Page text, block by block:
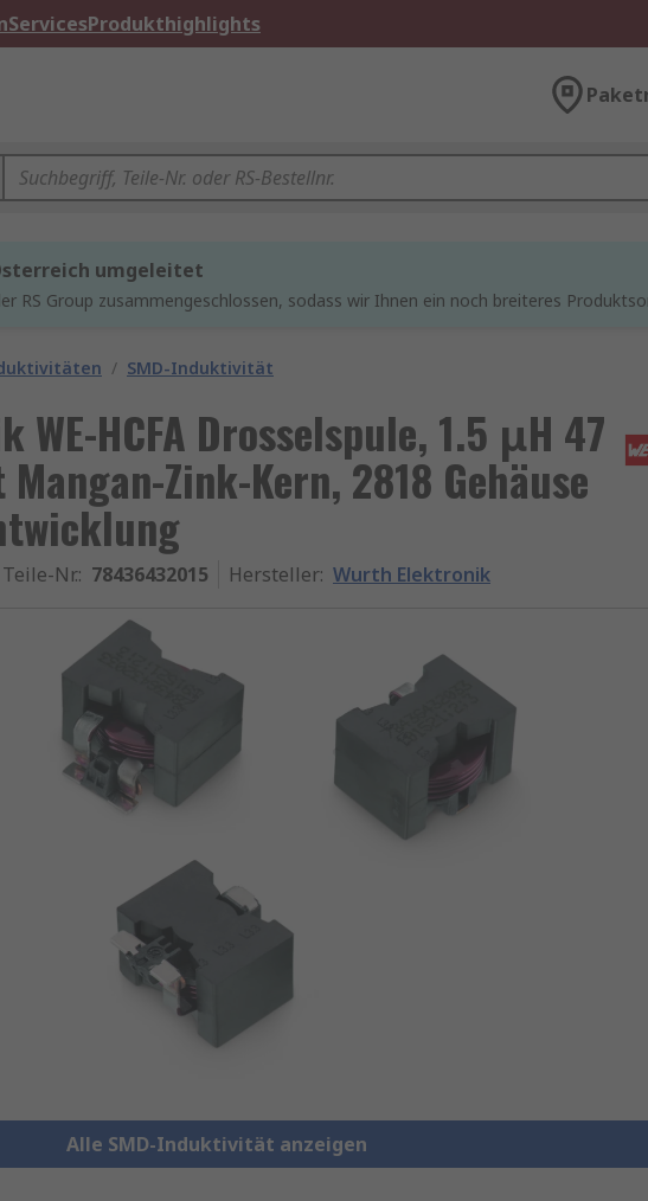
ServicesProdukthighlights
umgeleitet
RS Group zusammengeschlossen, sodass wir Ihnen ein noch breiteres
/ SMD-Induktivität
HCFA Drosselspule, 1.5 μH 47
Zink-Kern, 2818 Gehäuse
Nr.: 78436432015 Hersteller: Wurth Elektronik
Alle SMD-Induktivität anzeigen